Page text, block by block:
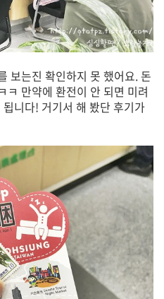
보는진 확인하지 못 했어요. 돈
ㅋ 만약에 환전이 안 되면 미려
니다! 거기서 해 봤단 후기가